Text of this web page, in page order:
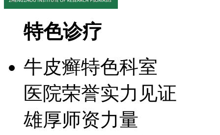
特色诊疗
牛皮癣特色科室
医院荣誉实力见证
雄厚师资力量